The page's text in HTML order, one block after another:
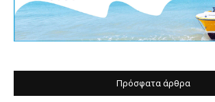
Πρόσφατα άρθρα